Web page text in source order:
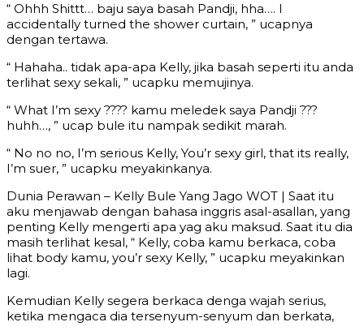
“ Ohhh Shittt… baju saya basah Pandji, hha…. I
accidentally turned the shower curtain, ” ucapnya
dengan tertawa.
“ Hahaha.. tidak apa-apa Kelly, jika basah seperti itu anda
terlihat sexy sekali, ” ucapku memujinya.
“ What I’m sexy ???? kamu meledek saya Pandji ???
huhh…, ” ucap bule itu nampak sedikit marah.
“ No no no, I’m serious Kelly, You’r sexy girl, that its really,
I’m suer, ” ucapku meyakinkanya.
Dunia Perawan – Kelly Bule Yang Jago WOT | Saat itu
aku menjawab dengan bahasa inggris asal-asallan, yang
penting Kelly mengerti apa yag aku maksud. Saat itu dia
masih terlihat kesal, “ Kelly, coba kamu berkaca, coba
lihat body kamu, you’r sexy Kelly, ” ucapku meyakinkan
lagi.
Kemudian Kelly segera berkaca denga wajah serius,
ketika mengaca dia tersenyum-senyum dan berkata,